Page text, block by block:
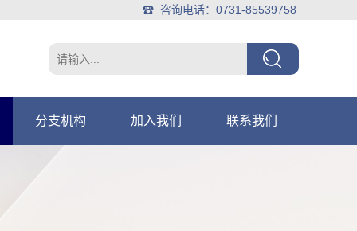
☎ 咨询电话：0731-85539758
分支机构 加入我们 联系我们